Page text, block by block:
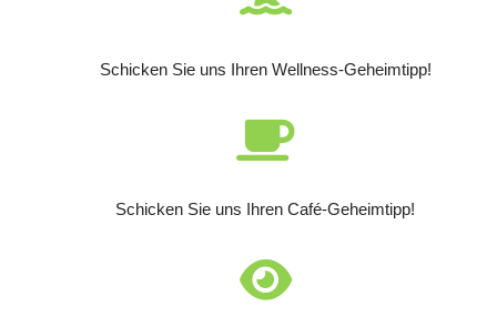
Schicken Sie uns Ihren Wellness-Geheimtipp!
Schicken Sie uns Ihren Café-Geheimtipp!